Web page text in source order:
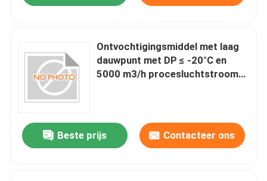
Ontvochtigingsmiddel met laag
dauwpunt met DP ≤ -20°C en
5000 m3/h procesluchtstroom
Beste prijs Contacteer ons